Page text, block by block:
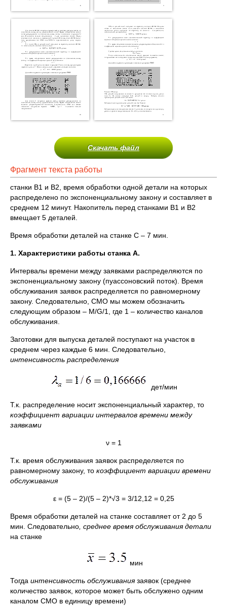
Скачать файл
Фрагмент текста работы
станки В1 и В2, время обработки одной детали на которых
распределено по экспоненциальному закону и составляет в
среднем 12 минут. Накопитель перед станками В1 и В2
вмещает 5 деталей.
Время обработки деталей на станке С – 7 мин.
1. Характеристики работы станка А.
Интервалы времени между заявками распределяются по
экспоненциальному закону (пуассоновский поток). Время
обслуживания заявок распределяется по равномерному
закону. Следовательно, СМО мы можем обозначить
следующим образом – М/G/1, где 1 – количество каналов
обслуживания.
Заготовки для выпуска деталей поступают на участок в
среднем через каждые 6 мин. Следовательно,
интенсивность распределения
дет/мин
Т.к. распределение носит экспоненциальный характер, то
коэффициент вариации интервалов времени между
заявками
ν = 1
Т.к. время обслуживания заявок распределяется по
равномерному закону, то коэффициент вариации времени
обслуживания
ε = (5 – 2)/(5 – 2)*√3 = 3/12,12 = 0,25
Время обработки деталей на станке составляет от 2 до 5
мин. Следовательно , среднее время обслуживания детали
на станке
мин
Тогда интенсивность обслуживаниязаявок (среднее
количество заявок, которое может быть обслужено одним
каналом СМО в единицу времени)